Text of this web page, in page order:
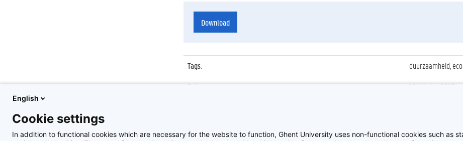
Download
Tags:
duurzaamheid,
Datum:
16 oktober 2015
English
Cookie settings
In addition to functional cookies which are necessary for the website to function, Ghent University uses non-functional cookies such as